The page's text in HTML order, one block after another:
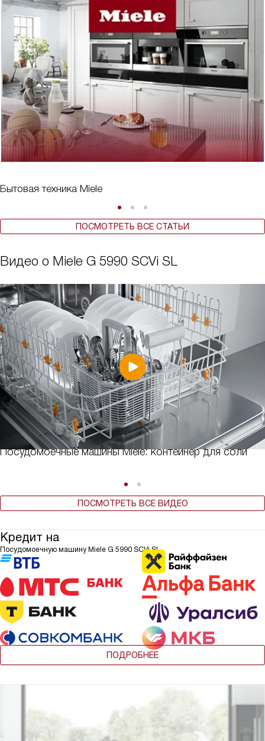
Бытовая техника Miele
ПОСМОТРЕТЬ ВСЕ СТАТЬИ
Видео о Miele G 5990 SCVi SL
Посудомоечные машины Miele: контейнер для соли
ПОСМОТРЕТЬ ВСЕ ВИДЕО
Кредит на
Посудомоечную машину Miele G 5990 SCVi SL
ПОДРОБНЕЕ